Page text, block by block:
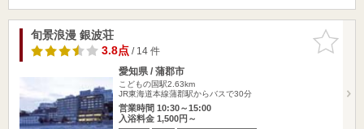
お気に入
りに追加
旬景浪漫 銀波荘
3.8点/ 14 件
愛知県 / 蒲郡市
こどもの国駅2.63km
JR東海道本線蒲郡駅からバスで30分
営業時間 10:30～15:00
入浴料金 1,500円～